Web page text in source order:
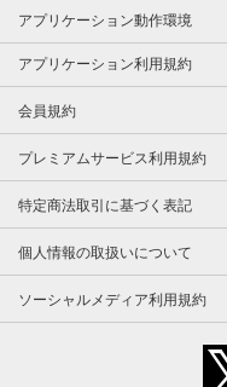
アプリケーション動作環境
アプリケーション利用規約
会員規約
プレミアムサービス利用規約
特定商法取引に基づく表記
個人情報の取扱いについて
ソーシャルメディア利用規約